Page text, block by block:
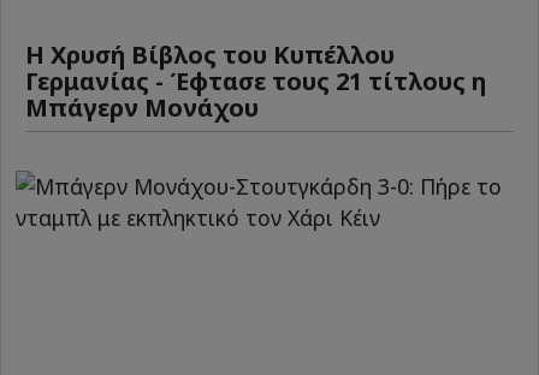
Η Χρυσή Βίβλος του Κυπέλλου
Γερμανίας - Έφτασε τους 21 τίτλους η
Μπάγερν Μονάχου